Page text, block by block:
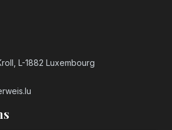
L-1882 Luxembourg